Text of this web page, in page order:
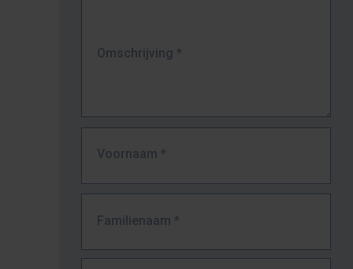
Omschrijving *
Voornaam *
Familienaam *